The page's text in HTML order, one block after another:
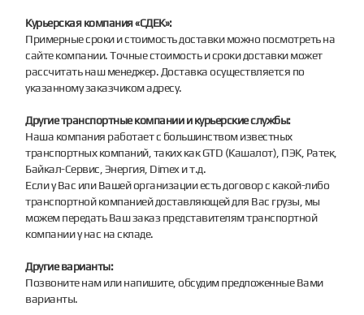
Курьерская компания «СДЕК»:
Примерные сроки и стоимость доставки можно посмотреть на
сайте компании. Точные стоимость и сроки доставки может
рассчитать наш менеджер. Доставка осуществляется по
указанному заказчиком адресу.
Другие транспортные компании и курьерские службы:
Наша компания работает с большинством известных
транспортных компаний, таких как GTD (Кашалот), ПЭК, Ратек,
Байкал-Сервис, Энергия, Dimex и т.д.
Если у Вас или Вашей организации есть договор с какой-либо
транспортной компанией доставляющей для Вас грузы, мы
можем передать Ваш заказ представителям транспортной
компании у нас на складе.
Другие варианты:
Позвоните нам или напишите, обсудим предложенные Вами
варианты.